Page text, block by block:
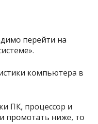
перейти на
ПК, процессор и
промотать ниже, то